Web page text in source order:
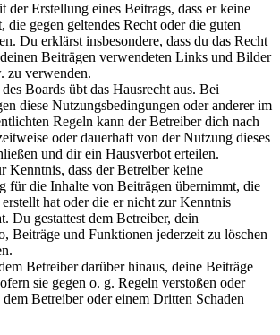
der Erstellung eines Beitrags, dass er keine
die gegen geltendes Recht oder die guten
Du erklärst insbesondere, dass du das Recht
Beiträgen verwendeten Links und Bilder
zu verwenden.
Boards übt das Hausrecht aus. Bei
diese Nutzungsbedingungen oder anderer im
Regeln kann der Betreiber dich nach
oder dauerhaft von der Nutzung dieses
und dir ein Hausverbot erteilen.
Kenntnis, dass der Betreiber keine
für die Inhalte von Beiträgen übernimmt, die
hat oder die er nicht zur Kenntnis
Du gestattest dem Betreiber, dein
Beiträge und Funktionen jederzeit zu löschen
Betreiber darüber hinaus, deine Beiträge
sie gegen o. g. Regeln verstoßen oder
dem Betreiber oder einem Dritten Schaden